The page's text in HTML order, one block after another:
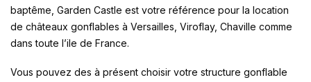
baptême, Garden Castle est votre référence pour la location
de châteaux gonflables à Versailles, Viroflay, Chaville comme
dans toute l’ile de France.
Vous pouvez des à présent choisir votre structure gonflable